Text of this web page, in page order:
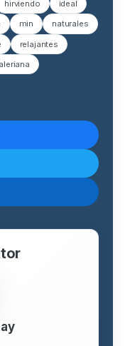
hirviendo ideal
min naturales
relajantes